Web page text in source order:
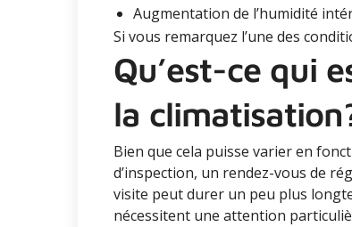
Augmentation de l’humidité
Si vous remarquez l’une des
Qu’est-ce qui
la
Bien que cela puisse varier en
d’inspection, un rendez-vous de
visite peut durer un peu plus
nécessitent une attention